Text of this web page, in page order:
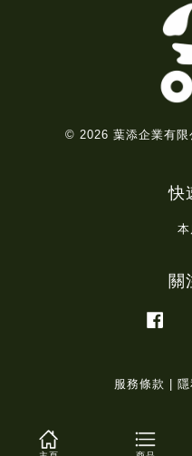
© 2026 葉添企業有限
快
本
關
服務條款